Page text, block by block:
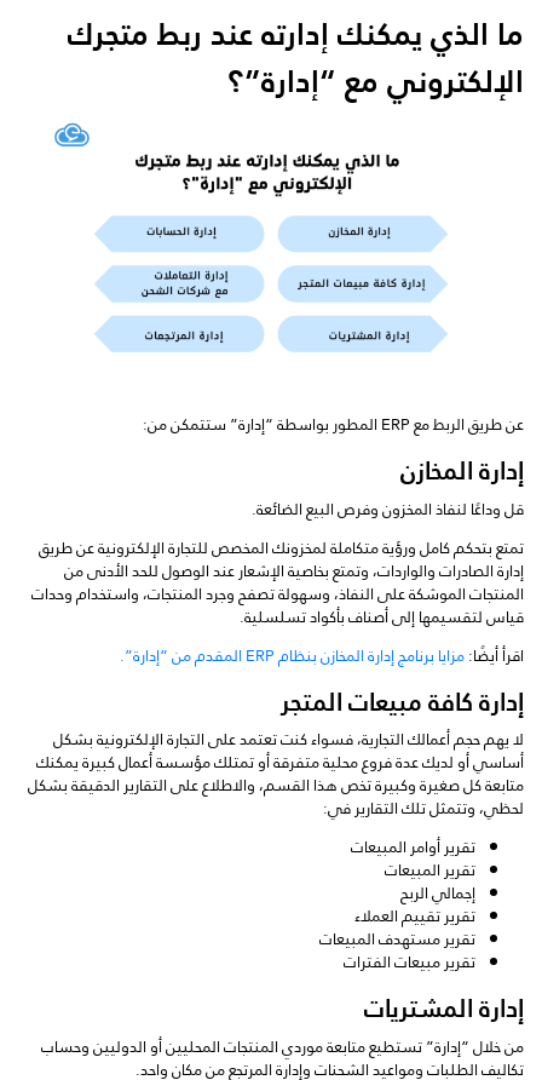
ما الذي يمكنك إدارته عند ربط متجرك
الإلكتروني مع “إدارة”؟
عن طريق الربط مع ERP المطور بواسطة “إدارة” ستتمكن من:
إدارة المخازن
قل وداعًا لنفاذ المخزون وفرص البيع الضائعة.
تمتع بتحكم كامل ورؤية متكاملة لمخزونك المخصص للتجارة الإلكترونية عن طريق
إدارة الصادرات والواردات، وتمتع بخاصية الإشعار عند الوصول للحد الأدنى من
المنتجات الموشكة على النفاذ، وسهولة تصفح وجرد المنتجات، واستخدام وحدات
قياس لتقسيمها إلى أصناف بأكواد تسلسلية.
اقرأ أيضًا:مزايا برنامج إدارة المخازن بنظام ERP المقدم من “إدارة”.
إدارة كافة مبيعات المتجر
لا يهم حجم أعمالك التجارية، فسواء كنت تعتمد على التجارة الإلكترونية بشكل
أساسي أو لديك عدة فروع محلية متفرقة أو تمتلك مؤسسة أعمال كبيرة يمكنك
متابعة كل صغيرة وكبيرة تخص هذا القسم، والاطلاع على التقارير الدقيقة بشكل
لحظي، وتتمثل تلك التقارير في:
تقرير أوامر المبيعات
تقرير المبيعات
إجمالي الربح
تقرير تقييم العملاء
تقرير مستهدف المبيعات
تقرير مبيعات الفترات
إدارة المشتريات
من خلال “إدارة” تستطيع متابعة موردي المنتجات المحليين أو الدوليين وحساب
تكاليف الطلبات ومواعيد الشحنات وإدارة المرتجع من مكان واحد.